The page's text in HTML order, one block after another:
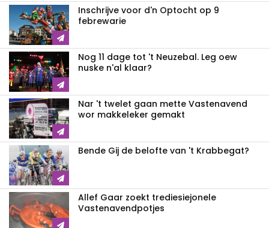
Inschrijve voor d'n Optocht op 9
febrewarie
Nog 11 dage tot 't Neuzebal. Leg oew
nuske n'al klaar?
Nar 't twelet gaan mette Vastenavend
wor makkeleker gemakt
Bende Gij de belofte van 't Krabbegat?
Allef Gaar zoekt trediesiejonele
Vastenavendpotjes